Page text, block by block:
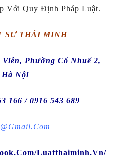
Với Quy Định Pháp Luật.
SƯ THÁI MINH
Phường Cổ Nhuế 2,
Hà Nội
166 / 0916 543 689
luatthaiminh.vn/